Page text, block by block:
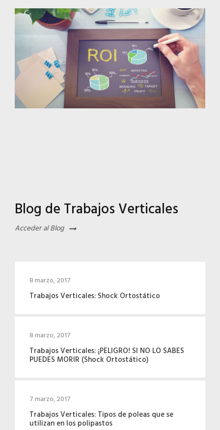
Blog de Trabajos Verticales
Acceder al Blog
8 marzo, 2017
Trabajos Verticales: Shock Ortostático
8 marzo, 2017
Trabajos Verticales: ¡PELIGRO! SI NO LO SABES
PUEDES MORIR (Shock Ortostático)
7 marzo, 2017
Trabajos Verticales: Tipos de poleas que se
utilizan en los polipastos